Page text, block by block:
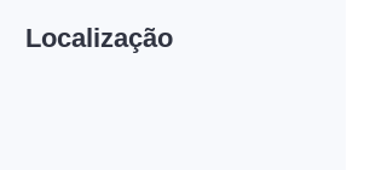
Localização